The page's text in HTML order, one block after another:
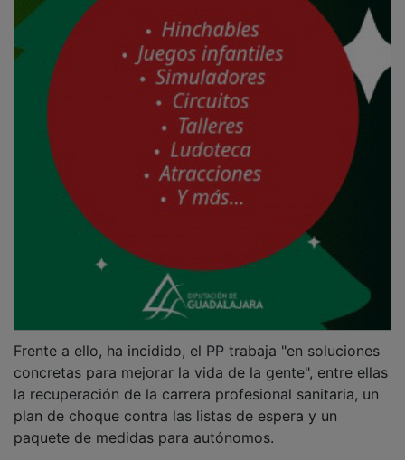
concretas para mejorar la vida de la gente", entre ellas
la recuperación de la carrera profesional sanitaria, un
plan de choque contra las listas de espera y un
paquete de medidas para autónomos.